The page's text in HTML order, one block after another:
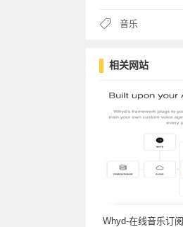
音乐
相关网站
Whyd-在线音乐订